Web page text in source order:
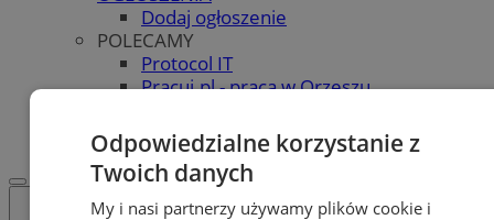
Dodaj ogłoszenie
POLECAMY
Protocol IT
Pracuj.pl - praca w Orzeszu
WSPÓŁPRACA
Odpowiedzialne korzystanie z
Twoich danych
My i nasi partnerzy używamy plików cookie i